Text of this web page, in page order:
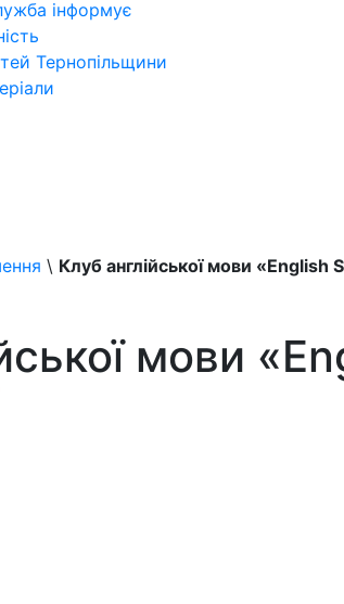
інформує
Тернопільщини
\ Клуб англійської мови
мови